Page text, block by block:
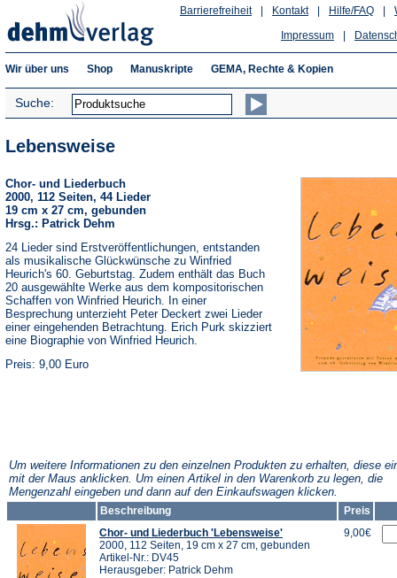
Hilfe/FAQ
Kontakt
Barrierefreiheit
Impressum
Wir über uns Shop Manuskripte GEMA, Rechte & Kopien
Suche:
Lebensweise
Chor- und Liederbuch
2000, 112 Seiten, 44 Lieder
19 cm x 27 cm, gebunden
Hrsg.: Patrick Dehm
24 Lieder sind Erstveröffentlichungen, entstanden
als musikalische Glückwünsche zu Winfried
Heurich's 60. Geburtstag. Zudem enthält das Buch
20 ausgewählte Werke aus dem kompositorischen
Schaffen von Winfried Heurich. In einer
Besprechung unterzieht Peter Deckert zwei Lieder
einer eingehenden Betrachtung. Erich Purk skizziert
eine Biographie von Winfried Heurich.
Preis: 9,00 Euro
Um weitere Informationen zu den einzelnen Produkten zu erhalten, diese
mit der Maus anklicken. Um einen Artikel in den Warenkorb zu legen, die
Mengenzahl eingeben und dann auf den Einkaufswagen klicken.
Beschreibung
Preis
Chor- und Liederbuch 'Lebensweise'
2000, 112 Seiten, 19 cm x 27 cm, gebunden
Artikel-Nr.: DV45
Herausgeber: Patrick Dehm
9,00€